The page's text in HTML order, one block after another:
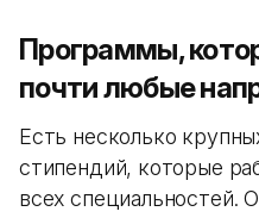
Программы,
почти любые
Есть несколько
стипендий, которые
всех специальностей.